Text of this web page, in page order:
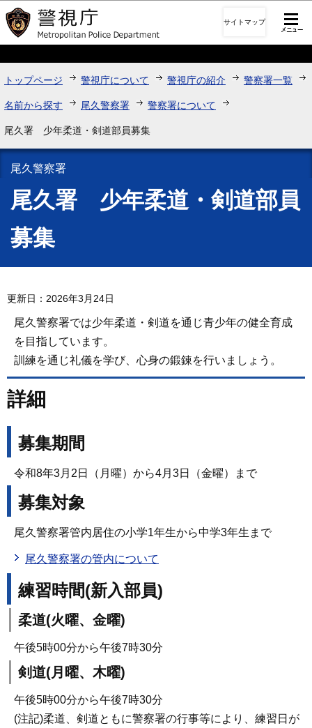
このページの本文へ移動
サイトマップ
トップページ 警視庁について 警視庁の紹介 警察署一覧
名前から探す 尾久警察署 警察署について
尾久署 少年柔道・剣道部員募集
尾久警察署
尾久署 少年柔道・剣道部員
募集
更新日：2026年3月24日
尾久警察署では少年柔道・剣道を通じ青少年の健全育成
を目指しています。
訓練を通じ礼儀を学び、心身の鍛錬を行いましょう。
詳細
募集期間
令和8年3月2日（月曜）から4月3日（金曜）まで
募集対象
尾久警察署管内居住の小学1年生から中学3年生まで
尾久警察署の管内について
練習時間(新入部員)
柔道(火曜、金曜)
午後5時00分から午後7時30分
剣道(月曜、木曜)
午後5時00分から午後7時30分
(注記)柔道、剣道ともに警察署の行事等により、練習日が